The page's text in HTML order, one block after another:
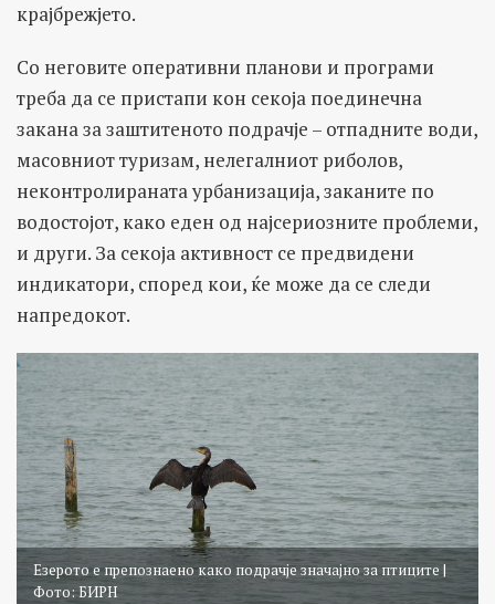
крајбрежјето.
Со неговите оперативни планови и програми
треба да се пристапи кон секоја поединечна
закана за заштитеното подрачје – отпадните води,
масовниот туризам, нелегалниот риболов,
неконтролираната урбанизација, заканите по
водостојот, како еден од најсериозните проблеми,
и други. За секоја активност се предвидени
индикатори, според кои, ќе може да се следи
напредокот.
Езерото е препознаено како подрачје значајно за птиците |
Фото: БИРН